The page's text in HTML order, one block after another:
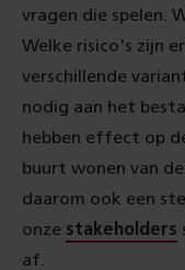
vragen die spelen.
Welke risico's zijn
verschillende
nodig aan het
hebben effect op
buurt wonen van
daarom ook een
onze stakeholders
af.